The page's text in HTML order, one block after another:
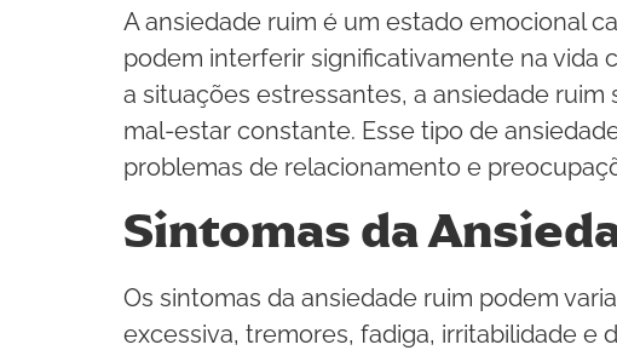
A ansiedade ruim é um estado emocional
podem interferir significativamente na vida
a situações estressantes, a ansiedade
mal-estar constante. Esse tipo de
problemas de relacionamento e
Sintomas da
Os sintomas da ansiedade ruim podem
excessiva, tremores, fadiga, irritabilidade e